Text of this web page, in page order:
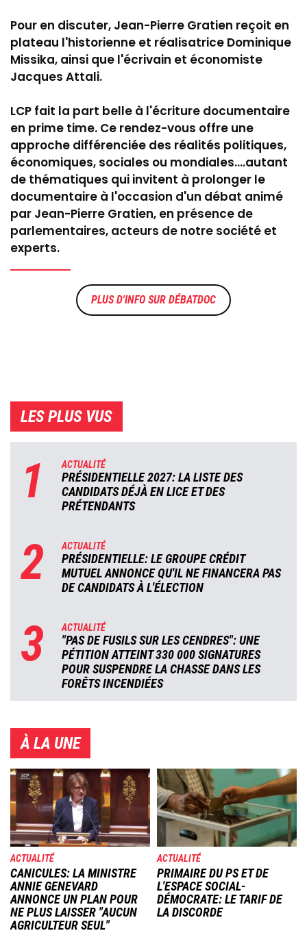
Pour en discuter, Jean-Pierre Gratien reçoit en
plateau l'historienne et réalisatrice Dominique
Missika, ainsi que l'écrivain et économiste
Jacques Attali.
LCP fait la part belle à l'écriture documentaire
en prime time. Ce rendez-vous offre une
approche différenciée des réalités politiques,
économiques, sociales ou mondiales....autant
de thématiques qui invitent à prolonger le
documentaire à l'occasion d'un débat animé
par Jean-Pierre Gratien, en présence de
parlementaires, acteurs de notre société et
experts.
DÉBATDOC
LES PLUS VUS
1 ACTUALITÉ
PRÉSIDENTIELLE 2027: LA LISTE DES
CANDIDATS DÉJÀ EN LICE ET DES
PRÉTENDANTS
2 ACTUALITÉ
PRÉSIDENTIELLE: LE GROUPE CRÉDIT
MUTUEL ANNONCE QU'IL NE FINANCERA PAS
DE CANDIDATS À L'ÉLECTION
3 ACTUALITÉ
"PAS DE FUSILS SUR LES CENDRES": UNE
PÉTITION ATTEINT 330 000 SIGNATURES
POUR SUSPENDRE LA CHASSE DANS LES
FORÊTS INCENDIÉES
À LA UNE
Image
ACTUALITÉ
CANICULES: LA MINISTRE
ANNIE GENEVARD
ANNONCE UN PLAN POUR
NE PLUS LAISSER "AUCUN
AGRICULTEUR SEUL"
Image
ACTUALITÉ
PRIMAIRE DU PS ET DE
L'ESPACE SOCIAL-
DÉMOCRATE: LE TARIF DE
LA DISCORDE